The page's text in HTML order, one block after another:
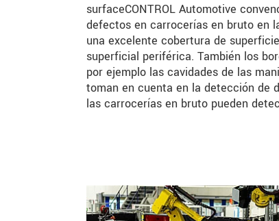
surfaceCONTROL Automotive
defectos en carrocerías en bruto en
una excelente cobertura de
superficial periférica. También los
por ejemplo las cavidades de las
toman en cuenta en la detección de
las carrocerías en bruto pueden